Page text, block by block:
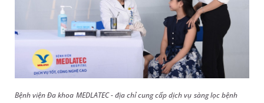
Bệnh viện Đa khoa MEDLATEC - địa chỉ cung cấp dịch vụ sàng lọc bệnh